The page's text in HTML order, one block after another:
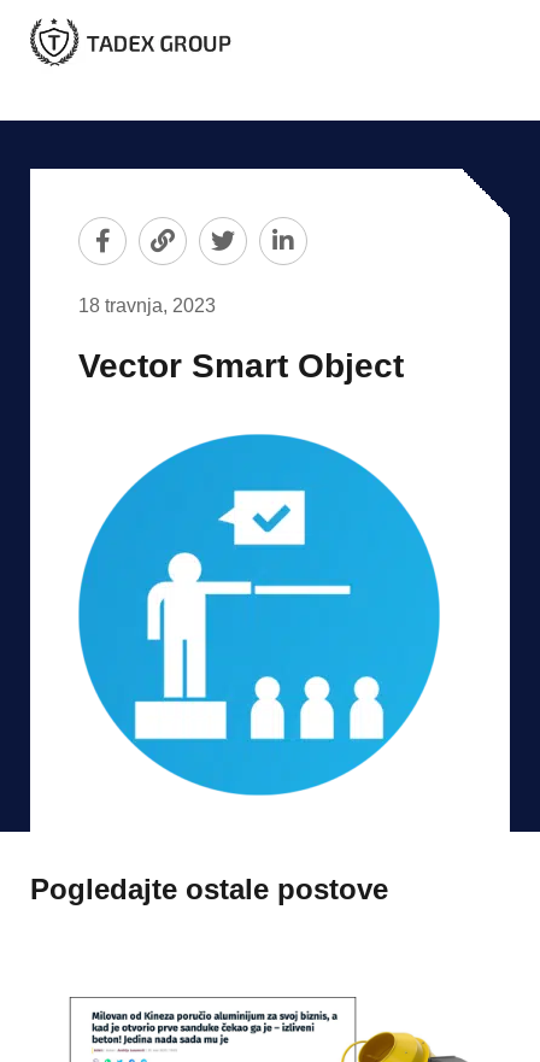
18 travnja, 2023
Vector Smart Object
Pogledajte ostale postove